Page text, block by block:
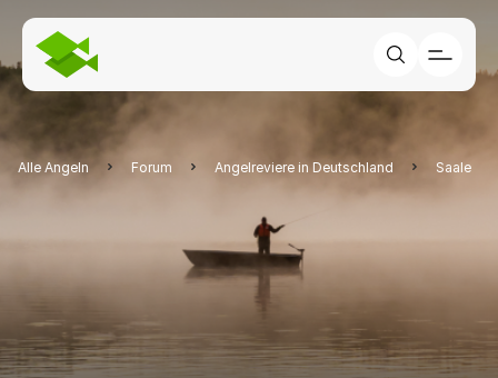
Alle Angeln Forum Angelreviere in Deutschland Saale